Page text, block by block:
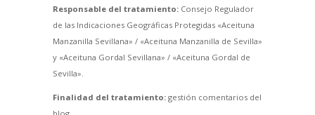
Responsable del tratamiento:Consejo Regulador
de las Indicaciones Geográficas Protegidas «Aceituna
Manzanilla Sevillana» / «Aceituna Manzanilla de Sevilla»
y «Aceituna Gordal Sevillana» / «Aceituna Gordal de
Sevilla».
Finalidad del tratamiento:gestión comentarios del